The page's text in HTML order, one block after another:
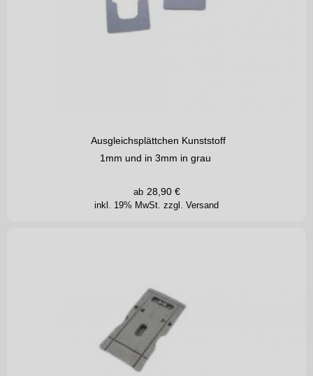
Ausgleichsplättchen Kunststoff
1mm und in 3mm in grau
inkl. 19% MwSt. zzgl. Versand
ab 28,90€